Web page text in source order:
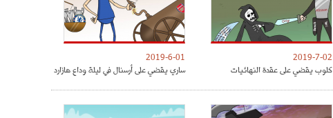
2019-7-02
كلوب يقضي على عقدة النهائيات
2019-6-01
ساري يقضي على أرسنال في ليلة وداع هازارد